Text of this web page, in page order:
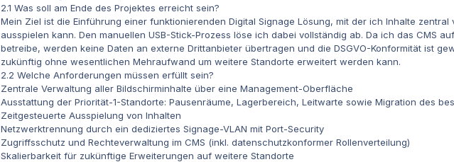
2.1 Was soll am Ende des Projektes erreicht sein?
Mein Ziel ist die Einführung einer funktionierenden Digital Signage Lösung, mit der ich Inhalte
ausspielen kann. Den manuellen USB-Stick-Prozess löse ich dabei vollständig ab. Da ich das CMS
betreibe, werden keine Daten an externe Drittanbieter übertragen und die DSGVO-Konformität ist
zukünftig ohne wesentlichen Mehraufwand um weitere Standorte erweitert werden kann.
2.2 Welche Anforderungen müssen erfüllt sein?
Zentrale Verwaltung aller Bildschirminhalte über eine Management-Oberfläche
Ausstattung der Priorität-1-Standorte: Pausenräume, Lagerbereich, Leitwarte sowie Migration des
Zeitgesteuerte Ausspielung von Inhalten
Netzwerktrennung durch ein dediziertes Signage-VLAN mit Port-Security
Zugriffsschutz und Rechteverwaltung im CMS (inkl. datenschutzkonformer Rollenverteilung)
Skalierbarkeit für zukünftige Erweiterungen auf weitere Standorte